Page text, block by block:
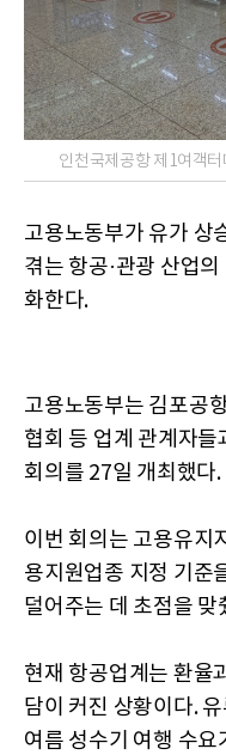
인천국제공항 제1여객
고용노동부가 유가 상
겪는 항공·관광 산업
화한다.
고용노동부는 김포공
협회 등 업계 관계자
회의를 27일 개최했다.
이번 회의는 고용유지
용지원업종 지정 기준
덜어주는 데 초점을 맞
현재 항공업계는 환율
담이 커진 상황이다.
여름 성수기 여행 수